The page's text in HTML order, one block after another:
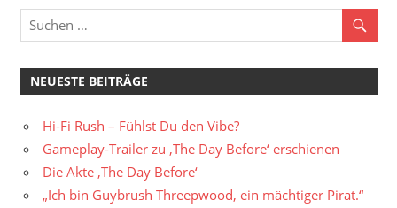
NEUESTE BEITRÄGE
Hi-Fi Rush – Fühlst Du den Vibe?
Gameplay-Trailer zu ‚The Day Before‘ erschienen
Die Akte ‚The Day Before‘
„Ich bin Guybrush Threepwood, ein mächtiger Pirat.“